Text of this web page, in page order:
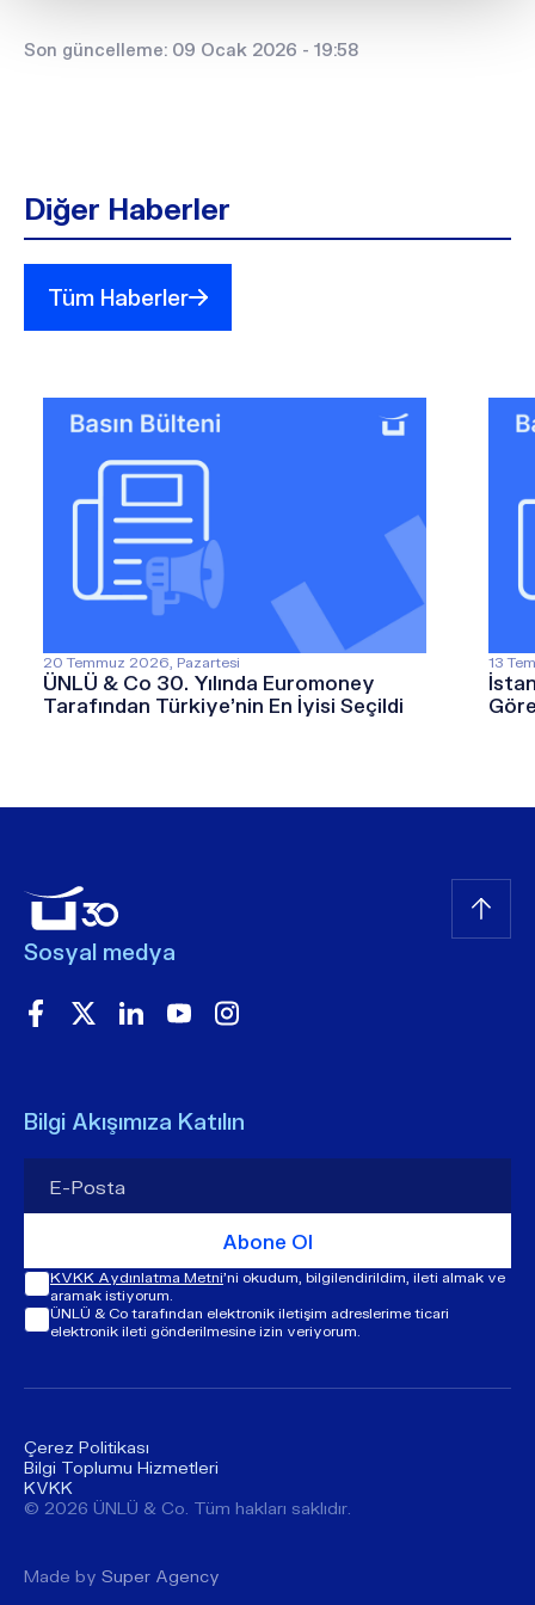
Son güncelleme: 09 Ocak 2026 - 19:58
Diğer Haberler
Tüm Haberler
20 Temmuz 2026, Pazartesi
ÜNLÜ & Co 30. Yılında Euromoney
Tarafından Türkiye’nin En İyisi Seçildi
13
Sosyal medya
Bilgi Akışımıza Katılın
Abone Ol
ÜNLÜ & Co tarafından elektronik iletişim adreslerime ticari
elektronik ileti gönderilmesine izin veriyorum.
KVKK Aydınlatma Metni'ni okudum, bilgilendirildim, ileti almak ve
aramak istiyorum.
Çerez Politikası
Bilgi Toplumu Hizmetleri
KVKK
© ​​2026 ÜNLÜ & Co. Tüm hakları saklıdır.
Made by Super Agency